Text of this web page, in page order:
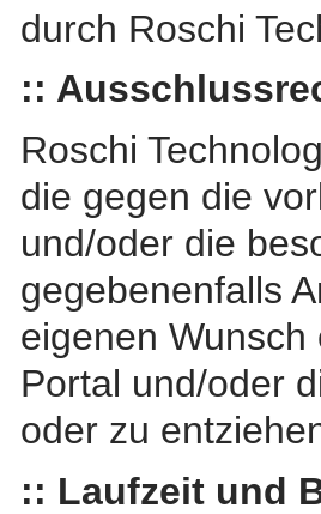
durch Roschi
::
Roschi
die gegen die
und/oder die
gegebenenfalls
eigenen
Portal und/oder
oder zu
:: Laufzeit und